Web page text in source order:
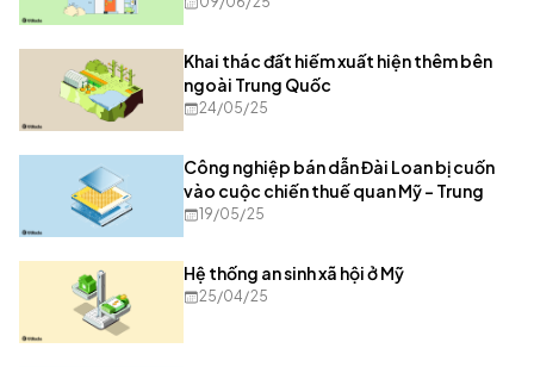
Khai thác đất hiếm xuất hiện thêm bên
ngoài Trung Quốc
24/05/25
Công nghiệp bán dẫn Đài Loan bị cuốn
vào cuộc chiến thuế quan Mỹ - Trung
19/05/25
Hệ thống an sinh xã hội ở Mỹ
25/04/25